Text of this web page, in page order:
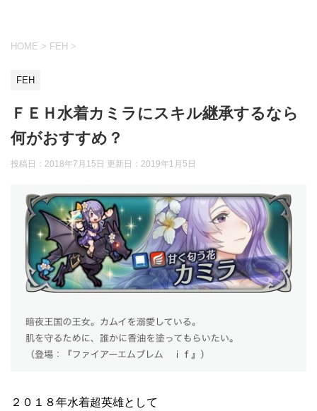
HOME > FEH >
FEH
ＦＥＨ水着カミラにスキル継承するなら
何がおすすめ？
投稿日：2018年7月15日 更新日： 2019年1月5日
２０１８年水着超英雄として